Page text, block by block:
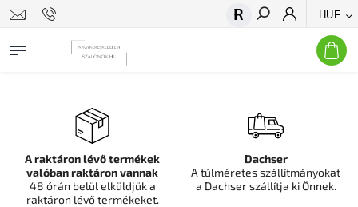
HUF
Keresés
A raktáron lévő termékek
valóban raktáron vannak
48 órán belül elküldjük a
raktáron lévő termékeket.
Dachser
A túlméretes szállítmányokat
a Dachser szállítja ki Önnek.